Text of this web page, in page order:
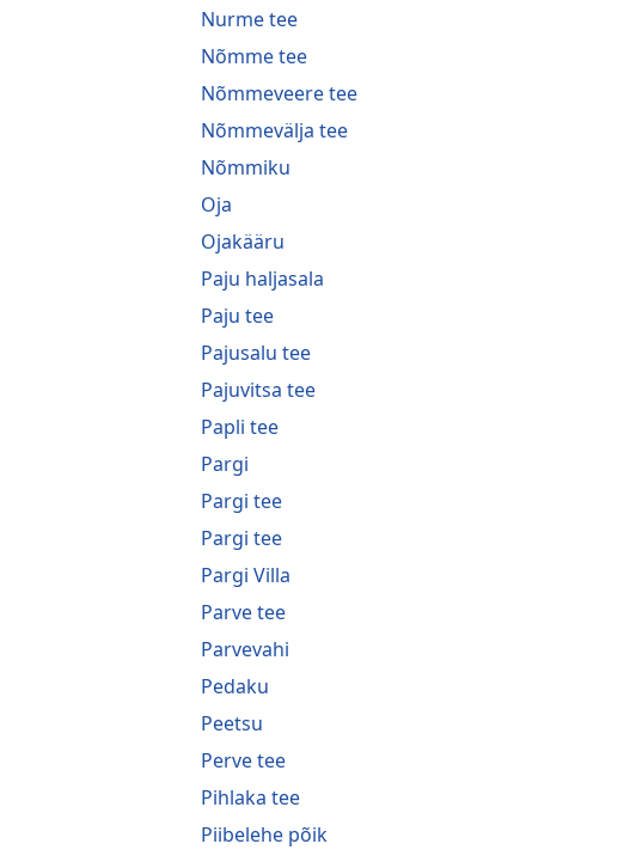
Nurme tee
Nõmme tee
Nõmmeveere tee
Nõmmevälja tee
Nõmmiku
Oja
Ojakääru
Paju haljasala
Paju tee
Pajusalu tee
Pajuvitsa tee
Papli tee
Pargi
Pargi tee
Pargi tee
Pargi Villa
Parve tee
Parvevahi
Pedaku
Peetsu
Perve tee
Pihlaka tee
Piibelehe põik